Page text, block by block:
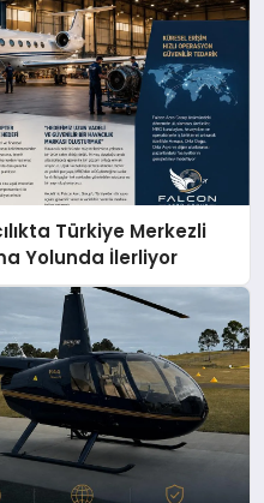
Türkiye Merkezli
Yolunda İlerliyor